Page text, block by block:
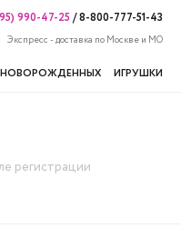
990-47-25/8-800-777-51-43
Экспресс - доставка по Москве и МО
НОВОРОЖДЕННЫХ ИГРУШКИ
регистрации